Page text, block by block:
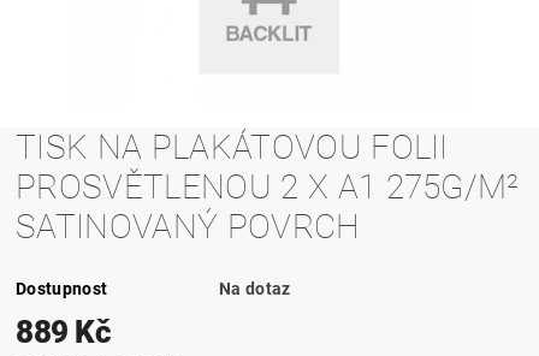
TISK NA PLAKÁTOVOU FOLII
PROSVĚTLENOU 2 X A1 275G/M²
SATINOVANÝ POVRCH
Dostupnost Na dotaz
889 Kč